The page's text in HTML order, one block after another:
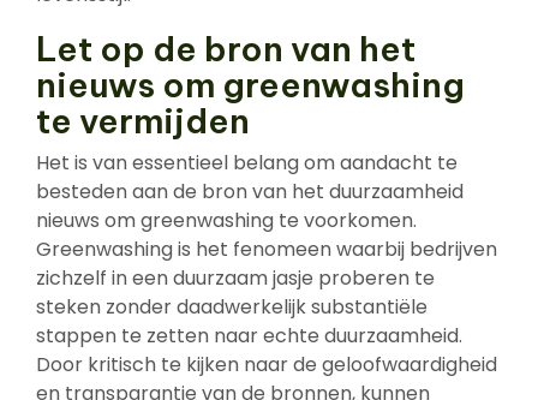
Let op de bron van het
nieuws om greenwashing
te vermijden
Het is van essentieel belang om aandacht te
besteden aan de bron van het duurzaamheid
nieuws om greenwashing te voorkomen.
Greenwashing is het fenomeen waarbij bedrijven
zichzelf in een duurzaam jasje proberen te
steken zonder daadwerkelijk substantiële
stappen te zetten naar echte duurzaamheid.
Door kritisch te kijken naar de geloofwaardigheid
en transparantie van de bronnen, kunnen